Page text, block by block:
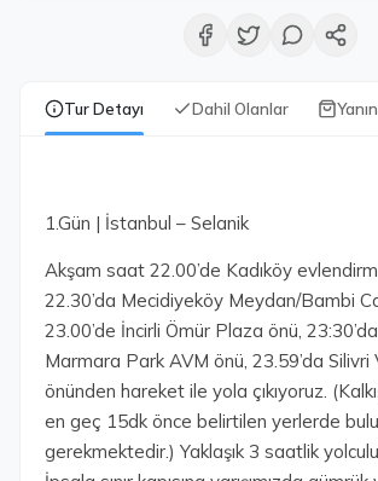
Tur Detayı Dahil Olanlar
1.Gün | İstanbul – Selanik
Akşam saat 22.00’de Kadıköy
22.30’da Mecidiyeköy Meydan/Bambi
23.00’de İncirli Ömür Plaza önü,
Marmara Park AVM önü, 23.59’da Silivri
önünden hareket ile yola çıkıyoruz.
en geç 15dk önce belirtilen yerlerde
gerekmektedir.) Yaklaşık 3 saatlik